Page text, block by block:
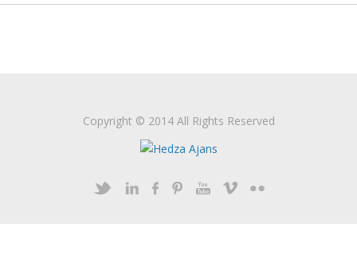
Copyright © 2014 All Rights Reserved